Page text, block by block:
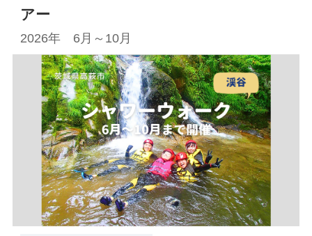
アー
2026年 6月～10月